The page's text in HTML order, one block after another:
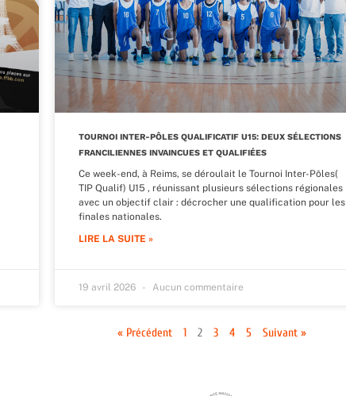
TOURNOI INTER-PÔLES QUALIFICATIF U15: DEUX SÉLECTIONS
FRANCILIENNES INVAINCUES ET QUALIFIÉES
Ce week-end, à Reims, se déroulait le Tournoi Inter-Pôles(
TIP Qualif) U15 , réunissant plusieurs sélections régionales
avec un objectif clair : décrocher une qualification pour les
finales nationales.
LIRE LA SUITE »
19 avril 2026 Aucun commentaire
« Précédent 1 2 3 4 5 Suivant »